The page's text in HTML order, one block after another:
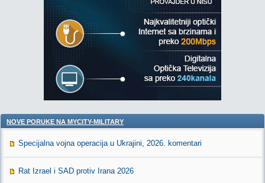
NOVE PORUKE NA MYCITY-MILITARY
Specijalna vojna operacija u Ukrajini, 2026. komentari
Rat Izrael i SAD protiv Irana 2026